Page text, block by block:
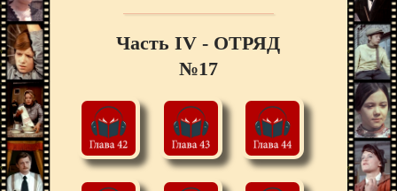
Часть IV - ОТРЯД
№17